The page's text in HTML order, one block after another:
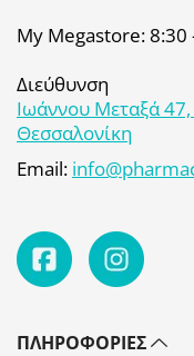
My Megastore:
Διεύθυνση
Ιωάννου Μεταξά
Θεσσαλονίκη
Email:
ΠΛΗΡΟΦΟΡΊΕΣ